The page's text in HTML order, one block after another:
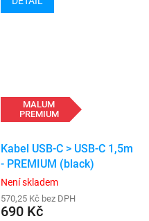
MALUM
PREMIUM
Kabel USB-C > USB-C 1,5m
- PREMIUM (black)
Není skladem
570,25 Kč bez DPH
690 Kč